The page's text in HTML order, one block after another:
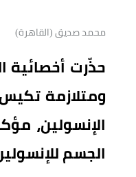
محمد صديق (القاهرة)
حذّرت أخصائية
ومتلازمة
الإنسولين،
الجسم